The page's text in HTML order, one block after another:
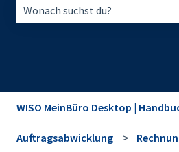
WISO MeinBüro Desktop |
Auftragsabwicklung